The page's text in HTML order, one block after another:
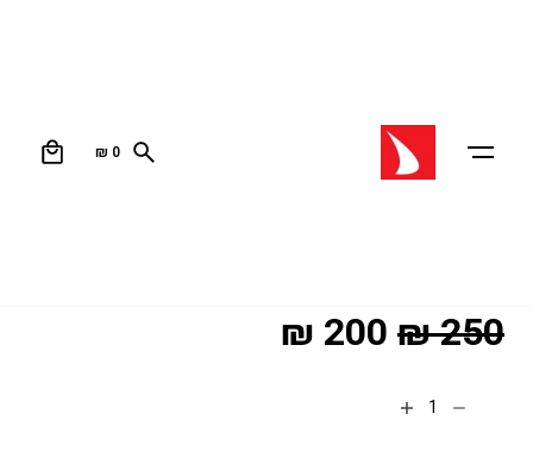
₪ 0 עמוד הבית/פונצ'ואים
PONCHO TRAVEL
₪250
₪ 200